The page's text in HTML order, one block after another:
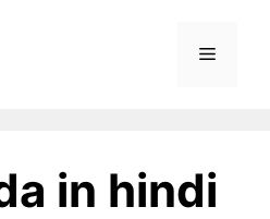
Menu
in hindi